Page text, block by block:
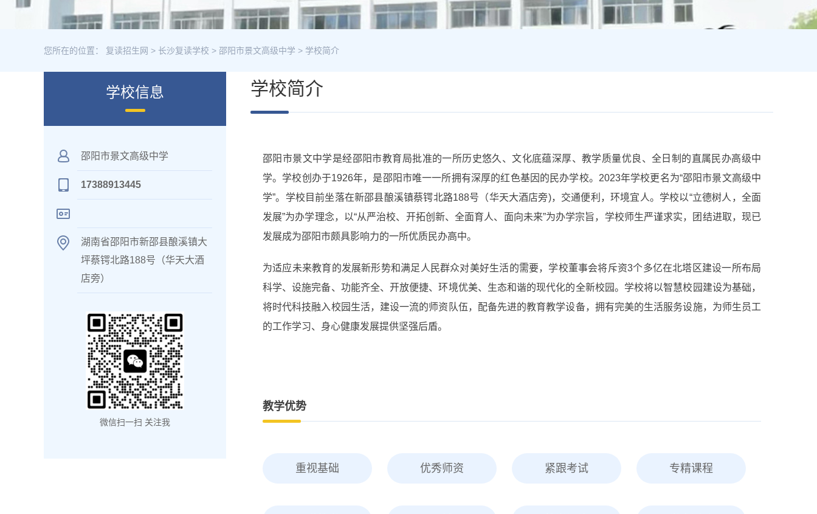
您所在的位置： 复读招生网 > 长沙复读学校 > 邵阳市景文高级中学 > 学校简介
学校信息
邵阳市景文高级中学
17388913445
湖南省邵阳市新邵县酿溪镇大
坪蔡锷北路188号（华天大酒
店旁）
微信扫一扫 关注我
学校简介
邵阳市景文中学是经邵阳市教育局批准的一所历史悠久、文化底蕴深厚、教学质量优良、全日制的直属民办高级中
学。学校创办于1926年，是邵阳市唯一一所拥有深厚的红色基因的民办学校。2023年学校更名为“邵阳市景文高级中
学”。学校目前坐落在新邵县酿溪镇蔡锷北路188号（华天大酒店旁)，交通便利，环境宜人。学校以“立德树人，全面
发展”为办学理念，以“从严治校、开拓创新、全面育人、面向未来”为办学宗旨，学校师生严谨求实，团结进取，现已
发展成为邵阳市颇具影响力的一所优质民办高中。
为适应未来教育的发展新形势和满足人民群众对美好生活的需要，学校董事会将斥资3个多亿在北塔区建设一所布局
科学、设施完备、功能齐全、开放便捷、环境优美、生态和谐的现代化的全新校园。学校将以智慧校园建设为基础，
将时代科技融入校园生活，建设一流的师资队伍，配备先进的教育教学设备，拥有完美的生活服务设施，为师生员工
的工作学习、身心健康发展提供坚强后盾。
教学优势
重视基础 优秀师资 紧跟考试 专精课程